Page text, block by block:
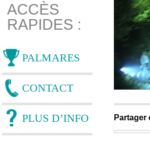
ACCÈS
RAPIDES :
PALMARES
CONTACT
PLUS D’INFO Partager